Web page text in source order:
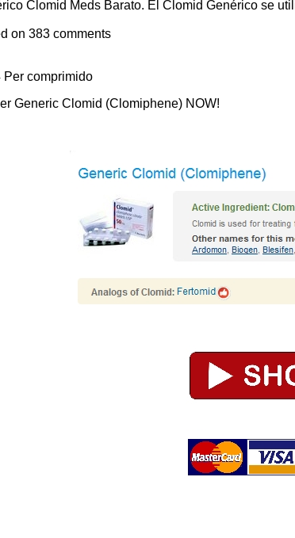
Clomid Meds Barato. El Clomid Genérico se
on 383 comments
Per comprimido
Generic Clomid (Clomiphene) NOW!